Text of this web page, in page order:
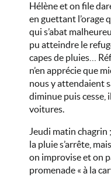
Hélène et on file
en guettant l’orage
qui s’abat
pu atteindre le
capes de pluies…
n’en apprécie que
nous y attendaient
diminue puis cesse,
voitures.
Jeudi matin
la pluie s’arrête,
on improvise et on
promenade « à la